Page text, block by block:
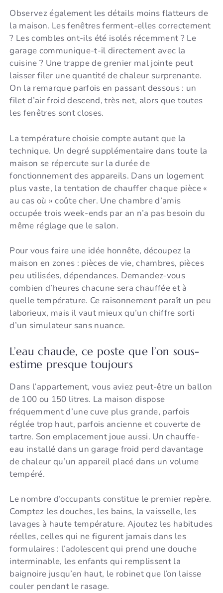
Observez également les détails moins flatteurs de
la maison. Les fenêtres ferment-elles correctement
? Les combles ont-ils été isolés récemment ? Le
garage communique-t-il directement avec la
cuisine ? Une trappe de grenier mal jointe peut
laisser filer une quantité de chaleur surprenante.
On la remarque parfois en passant dessous : un
filet d’air froid descend, très net, alors que toutes
les fenêtres sont closes.
La température choisie compte autant que la
technique. Un degré supplémentaire dans toute la
maison se répercute sur la durée de
fonctionnement des appareils. Dans un logement
plus vaste, la tentation de chauffer chaque pièce «
au cas où » coûte cher. Une chambre d’amis
occupée trois week-ends par an n’a pas besoin du
même réglage que le salon.
Pour vous faire une idée honnête, découpez la
maison en zones : pièces de vie, chambres, pièces
peu utilisées, dépendances. Demandez-vous
combien d’heures chacune sera chauffée et à
quelle température. Ce raisonnement paraît un peu
laborieux, mais il vaut mieux qu’un chiffre sorti
d’un simulateur sans nuance.
L’eau chaude, ce poste que l’on sous-
estime presque toujours
Dans l’appartement, vous aviez peut-être un ballon
de 100 ou 150 litres. La maison dispose
fréquemment d’une cuve plus grande, parfois
réglée trop haut, parfois ancienne et couverte de
tartre. Son emplacement joue aussi. Un chauffe-
eau installé dans un garage froid perd davantage
de chaleur qu’un appareil placé dans un volume
tempéré.
Le nombre d’occupants constitue le premier repère.
Comptez les douches, les bains, la vaisselle, les
lavages à haute température. Ajoutez les habitudes
réelles, celles qui ne figurent jamais dans les
formulaires : l’adolescent qui prend une douche
interminable, les enfants qui remplissent la
baignoire jusqu’en haut, le robinet que l’on laisse
couler pendant le rasage.